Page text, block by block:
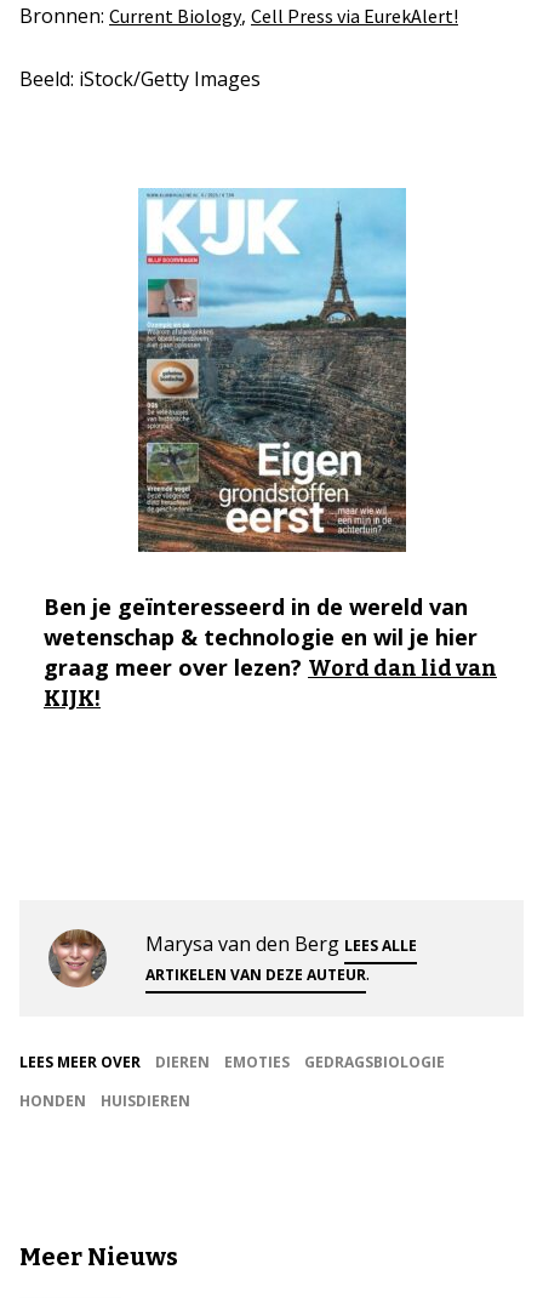
Bronnen: Current Biology, Cell Press via EurekAlert!
Beeld: iStock/Getty Images
Ben je geïnteresseerd in de wereld van
wetenschap & technologie en wil je hier
graag meer over lezen? Word dan lid van
KIJK!
Marysa van den Berg LEES ALLE
ARTIKELEN VAN DEZE AUTEUR.
LEES MEER OVER DIEREN EMOTIES
GEDRAGSBIOLOGIE
HONDEN
HUISDIEREN
Meer Nieuws